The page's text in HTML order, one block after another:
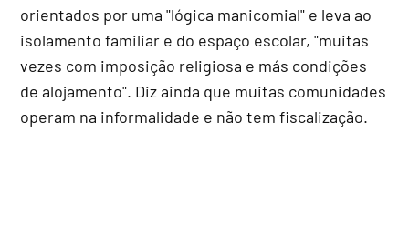
orientados por uma "lógica manicomial" e leva ao
isolamento familiar e do espaço escolar, "muitas
vezes com imposição religiosa e más condições
de alojamento". Diz ainda que muitas comunidades
operam na informalidade e não tem fiscalização.